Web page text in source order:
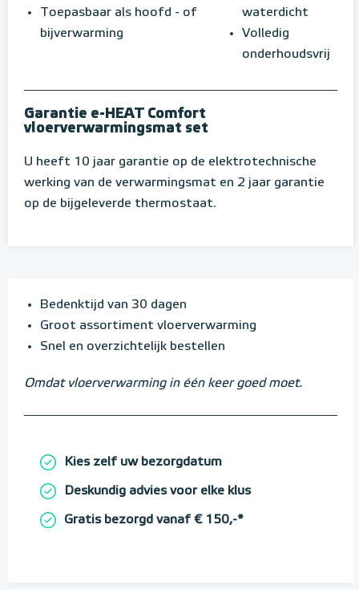
Toepasbaar als hoofd - of
bijverwarming
waterdicht
Volledig
onderhoudsvrij
Garantie e-HEAT Comfort
vloerverwarmingsmat set
U heeft 10 jaar garantie op de elektrotechnische
werking van de verwarmingsmat en 2 jaar garantie
op de bijgeleverde thermostaat.
Bedenktijd van 30 dagen
Groot assortiment vloerverwarming
Snel en overzichtelijk bestellen
Omdat vloerverwarming in één keer goed moet.
Kies zelf uw bezorgdatum
Deskundig advies voor elke klus
Gratis bezorgd vanaf € 150,-*